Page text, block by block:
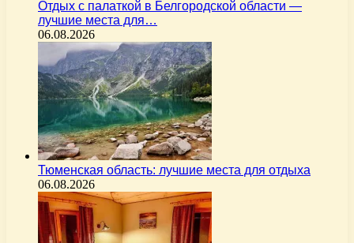
Отдых с палаткой в Белгородской области —
лучшие места для…
06.08.2026
Тюменская область: лучшие места для отдыха
06.08.2026